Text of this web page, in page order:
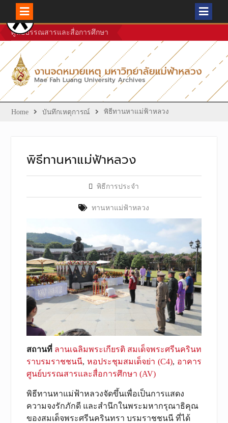
Skip
to
content
ศูนย์บรรณสารและสื่อการศึกษา
Home บันทึกเหตุการณ์ พิธีทานหาแม่ฟ้าหลวง
พิธีทานหาแม่ฟ้าหลวง
พิธีการประจำ
ทานหาแม่ฟ้าหลวง
สถานที่ ลานเฉลิมพระเกียรติ สมเด็จพระศรีนครินท
ราบรมราชชนนี, หอประชุมสมเด็จย่า (C4), อาคาร
ศูนย์บรรณสารและสื่อการศึกษา (AV)
พิธีทานหาแม่ฟ้าหลวงจัดขึ้นเพื่อเป็นการแสดง
ความจงรักภักดี และสำนึกในพระมหากรุณาธิคุณ
ของสมเด็จพระศรีนครินทรา บรมราชชนนี ที่ได้